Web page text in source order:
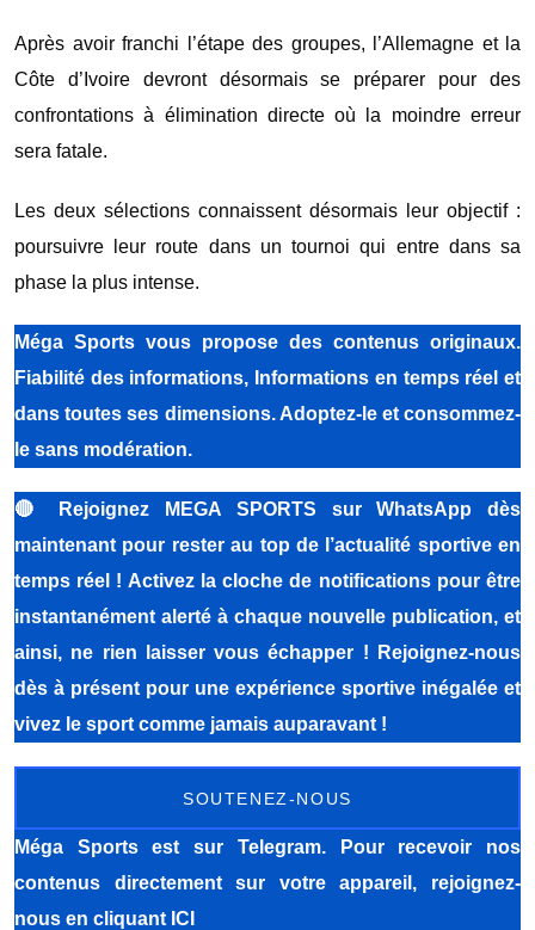
Après avoir franchi l’étape des groupes, l’Allemagne et la
Côte d’Ivoire devront désormais se préparer pour des
confrontations à élimination directe où la moindre erreur
sera fatale.
Les deux sélections connaissent désormais leur objectif :
poursuivre leur route dans un tournoi qui entre dans sa
phase la plus intense.
Méga Sports vous propose des contenus originaux.
Fiabilité des informations, Informations en temps réel et
dans toutes ses dimensions. Adoptez-le et consommez-
le sans modération.
🔴
Rejoignez MEGA SPORTS sur WhatsApp dès
maintenant pour rester au top de l’actualité sportive en
temps réel ! Activez la cloche de notifications pour être
instantanément alerté à chaque nouvelle publication, et
ainsi, ne rien laisser vous échapper ! Rejoignez-nous
dès à présent pour une expérience sportive inégalée et
vivez le sport comme jamais auparavant !
SOUTENEZ-NOUS
Méga Sportsest sur Telegram. Pour recevoir nos
contenus directement sur votre appareil, rejoignez-
nous en cliquant ICI